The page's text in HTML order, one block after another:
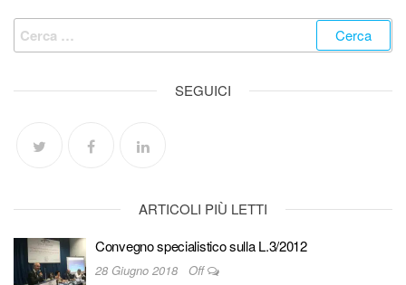
SEGUICI
ARTICOLI PIÙ LETTI
Convegno specialistico sulla L.3/2012
28 Giugno 2018 Off